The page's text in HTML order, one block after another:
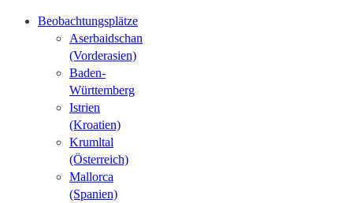
Beobachtungsplätze
Aserbaidschan
(Vorderasien)
Baden-
Württemberg
Istrien
(Kroatien)
Krumltal
(Österreich)
Mallorca
(Spanien)